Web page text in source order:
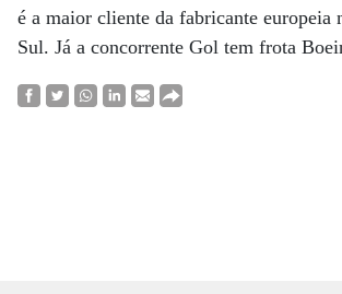
é a maior cliente da fabricante europeia
Sul. Já a concorrente Gol tem frota